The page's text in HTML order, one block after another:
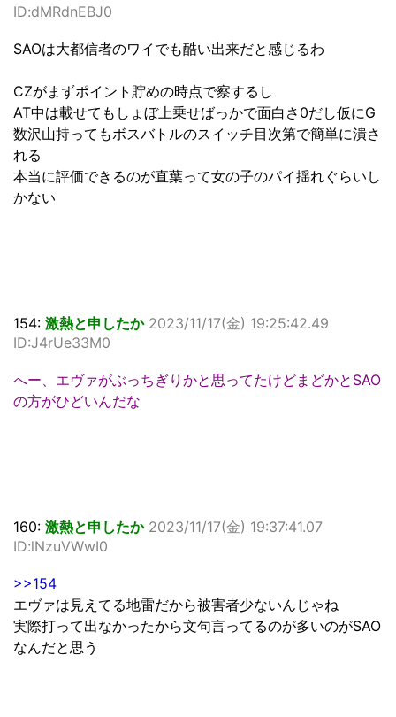
ID:dMRdnEBJ0
SAOは大都信者のワイでも酷い出来だと感じるわ
CZがまずポイント貯めの時点で察するし
AT中は載せてもしょぼ上乗せばっかで面白さ0だし仮にG
数沢山持ってもボスバトルのスイッチ目次第で簡単に潰さ
れる
本当に評価できるのが直葉って女の子のパイ揺れぐらいし
かない
154: 激熱と申したか 2023/11/17(金) 19:25:42.49
ID:J4rUe33M0
へー、エヴァがぶっちぎりかと思ってたけどまどかとSAO
の方がひどいんだな
160: 激熱と申したか 2023/11/17(金) 19:37:41.07
ID:lNzuVWwI0
>>154
エヴァは見えてる地雷だから被害者少ないんじゃね
実際打って出なかったから文句言ってるのが多いのがSAO
なんだと思う